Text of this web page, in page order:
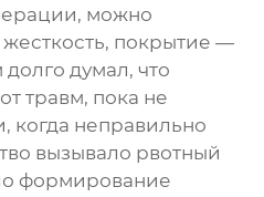
можно
покрытие —
думал, что
травм, пока не
когда неправильно
вызывало рвотный
формирование